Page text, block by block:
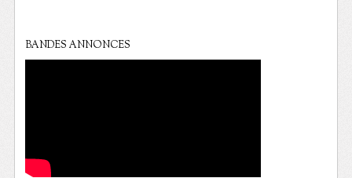
BANDES ANNONCES